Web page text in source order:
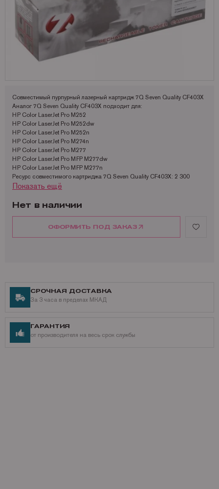
Lexmark
OCE
OKI
Panasonic
Samsung
Sharp
Toshiba
Xerox
Катюша
Аналоги Lexmark
Аналоги Oki
Аналоги Panasonic
Аналоги Pantum
Аналоги Samsung
Аналоги Sharp
Аналоги Xerox
Запчасти для OKI
Запчасти для Samsung
Запчасти для Toshiba
Запчасти для Xerox
Фотобумага Kodak для струйных принтеров
Фотобумага Lomond и пленки для струйных принтеров
Пленка для ламинирования Корея
Принтеры Epson
Принтеры Hewllet Packard
Принтеры Lexmark
Принтеры OKI
Принтеры Ricoh
Принтеры Samsung
Принтеры Sharp
Принтеры XEROX
Факсы Panasonic
Принтеры Kyocera
Мониторы
Мониторы HP
Другое
Совместимый пурпурный лазерный картридж 7Q Seven Quality CF403X
Аналог 7Q Seven Quality CF403X подходит для:
HP Color LaserJet Pro M252
HP Color LaserJet Pro M252dw
HP Color LaserJet Pro M252n
HP Color LaserJet Pro M274n
HP Color LaserJet Pro M277
HP Color LaserJet Pro MFP M277dw
HP Color LaserJet Pro MFP M277n
Ресурс совместимого картриджа 7Q Seven Quality CF403X: 2 300
страниц
Показать ещё
Нет в наличии
ОФОРМИТЬ ПОД ЗАКАЗ
СРОЧНАЯ ДОСТАВКА
За 3 часа в пределах МКАД
ГАРАНТИЯ
от производителя на весь срок службы